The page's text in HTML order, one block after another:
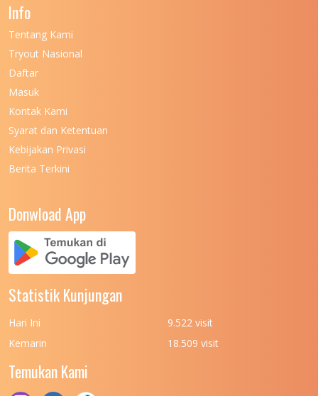
UNIVERSITAS NEGERI KHAIRUN
UNIVERSITAS NEGERI MANADO
UNIVERSITAS NEGERI MEDAN
UNIVERSITAS NEGERI PADANG
UNIVERSITAS NUSA CENDANA
UNIVERSITAS PADJADJARAN
UNIVERSITAS PATTIMURA
(UPN) VETERAN JAKARTA
UNIVERSITAS PEMBANGUNAN NASIONAL
(UPN) VETERAN JAWA TIMUR
Info
Tentang Kami
Tryout Nasional
Daftar
Masuk
Kontak Kami
Syarat dan Ketentuan
Kebijakan Privasi
Berita Terkini
Donwload App
Statistik Kunjungan
Hari Ini
9.522 visit
Kemarin
18.509 visit
Temukan Kami